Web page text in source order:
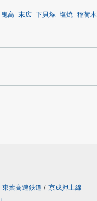
鬼高 末広 下貝塚 塩焼 稲荷木
東葉高速鉄道 / 京成押上線